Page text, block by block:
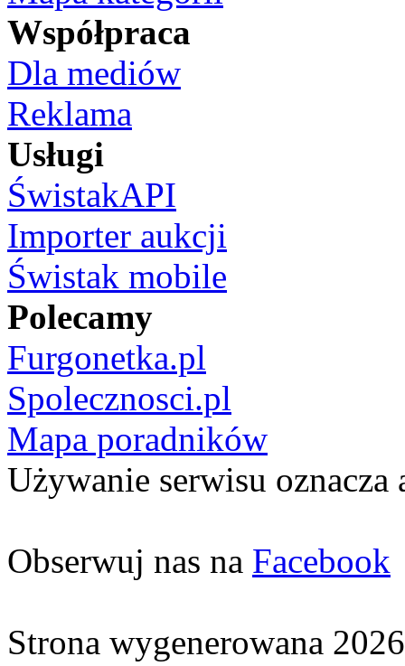
Współpraca
Dla mediów
Reklama
Usługi
ŚwistakAPI
Importer aukcji
Świstak mobile
Polecamy
Furgonetka.pl
Spolecznosci.pl
Mapa poradników
Używanie serwisu oznacza
Obserwuj nas na Facebook
Strona wygenerowana